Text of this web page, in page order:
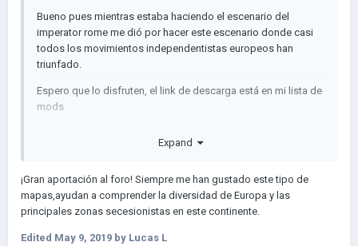
Bueno pues mientras estaba haciendo el escenario del
imperator rome me dió por hacer este escenario donde casi
todos los movimientos independentistas europeos han
triunfado.
Espero que lo disfruten, el link de descarga está en mi lista de
mods
en:https://i.imgur.com/3M0PCPp.jpgyhttps://i.imgur.com/f68
5nks.jpg
Expand
¡Gran aportación al foro! Siempre me han gustado este tipo de
mapas,ayudan a comprender la diversidad de Europa y las
principales zonas secesionistas en este continente.
Edited May 9, 2019 by Lucas L